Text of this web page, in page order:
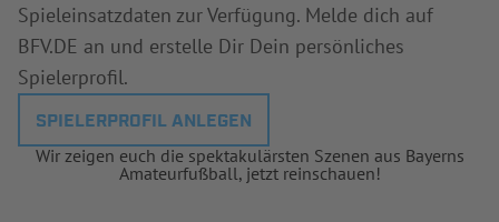
Spieleinsatzdaten zur Verfügung. Melde dich auf
BFV.DE an und erstelle Dir Dein persönliches
Spielerprofil.
SPIELERPROFIL ANLEGEN
Wir zeigen euch die spektakulärsten Szenen aus Bayerns
Amateurfußball, jetzt reinschauen!